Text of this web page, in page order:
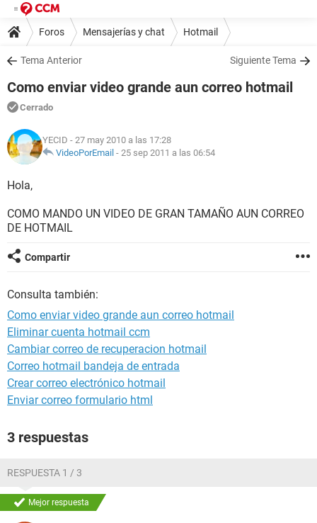
Foros Mensajerías y chat Hotmail
Tema Anterior Siguiente Tema
Como enviar video grande aun correo hotmail
Cerrado
YECID - 27 may 2010 a las 17:28
VideoPorEmail - 25 sep 2011 a las 06:54
Hola,
COMO MANDO UN VIDEO DE GRAN TAMAÑO AUN CORREO
DE HOTMAIL
Compartir
Consulta también:
Como enviar video grande aun correo hotmail
Eliminar cuenta hotmail ccm
Cambiar correo de recuperacion hotmail
Correo hotmail bandeja de entrada
Crear correo electrónico hotmail
Enviar correo formulario html
3 respuestas
RESPUESTA 1 / 3
Mejor respuesta